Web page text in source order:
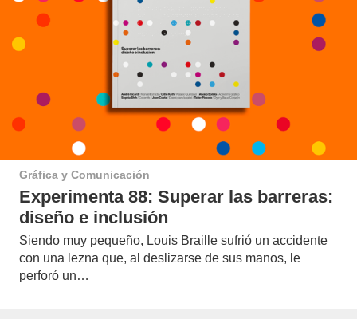
Gráfica y Comunicación
Experimenta 88: Superar las barreras:
diseño e inclusión
Siendo muy pequeño, Louis Braille sufrió un accidente
con una lezna que, al deslizarse de sus manos, le
perforó un…